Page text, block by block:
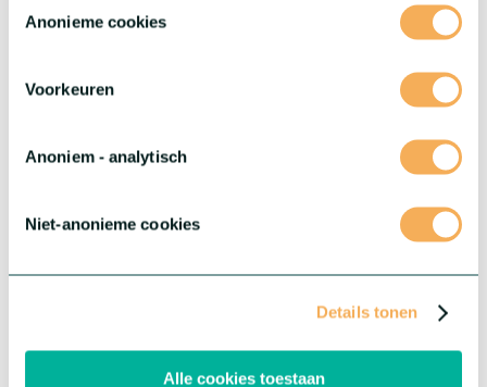
Anonieme cookies
Voorkeuren
Anoniem - analytisch
Niet-anonieme cookies
Details tonen
Alle cookies toestaan
Dianthus Sparkz®biedt je de meest uiteenlopende variaties
denkbaar – variëteiten die opvallen door unieke bloemvormen,